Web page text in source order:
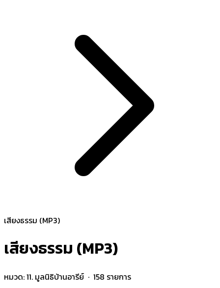
เสียงธรรม (MP3)
เสียงธรรม (MP3)
หมวด:11. มูลนิธิบ้านอารีย์ · 158 รายการ